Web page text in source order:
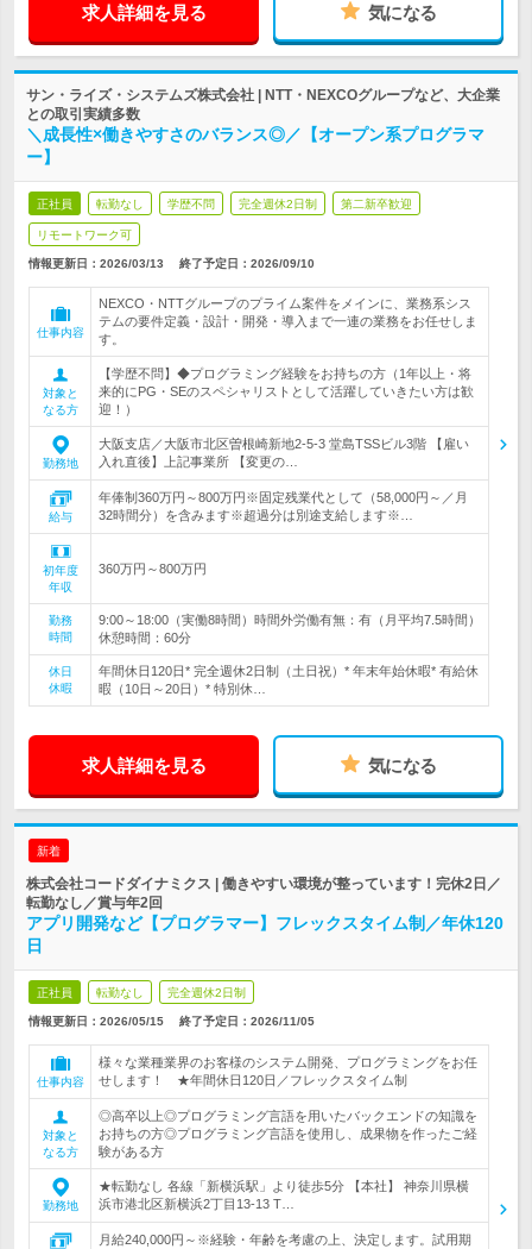
求人詳細を見る 気になる
サン・ライズ・システムズ株式会社 | NTT・NEXCOグループなど、大企業
との取引実績多数
＼成長性×働きやすさのバランス◎／【オープン系プログラマ
ー】
正社員 転勤なし 学歴不問 完全週休2日制 第二新卒歓迎
リモートワーク可
情報更新日：2026/03/13 終了予定日： 2026/09/10
仕事内容
NEXCO・NTTグループのプライム案件をメインに、業務系シス
テムの要件定義・設計・開発・導入まで一連の業務をお任せしま
す。
対象と
なる方
【学歴不問】◆プログラミング経験をお持ちの方（1年以上・将
来的にPG・SEのスペシャリストとして活躍していきたい方は歓
迎！）
勤務地
大阪支店／大阪市北区曽根崎新地2-5-3 堂島TSSビル3階 【雇い
入れ直後】上記事業所 【変更の…
給与
年俸制360万円～800万円※固定残業代として（58,000円～／月
32時間分）を含みます※超過分は別途支給します※…
初年度
年収
360万円～800万円
勤務
時間
9:00～18:00（実働8時間）時間外労働有無：有（月平均7.5時間）
休憩時間：60分
休日
休暇
年間休日120日* 完全週休2日制（土日祝）* 年末年始休暇* 有給休
暇（10日～20日）* 特別休…
求人詳細を見る 気になる
新着
株式会社コードダイナミクス | 働きやすい環境が整っています！完休2日／
転勤なし／賞与年2回
アプリ開発など【プログラマー】フレックスタイム制／年休120
日
正社員 転勤なし 完全週休2日制
情報更新日：2026/05/15 終了予定日： 2026/11/05
仕事内容
様々な業種業界のお客様のシステム開発、プログラミングをお任
せします！ ★年間休日120日／フレックスタイム制
対象と
なる方
◎高卒以上◎プログラミング言語を用いたバックエンドの知識を
お持ちの方◎プログラミング言語を使用し、成果物を作ったご経
験がある方
勤務地
★転勤なし 各線「新横浜駅」より徒歩5分 【本社】 神奈川県横
浜市港北区新横浜2丁目13-13 T…
月給240,000円～※経験・年齢を考慮の上、決定します。試用期